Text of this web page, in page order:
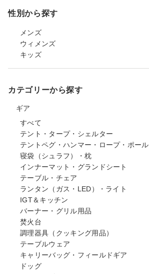
性別から探す
メンズ
ウィメンズ
キッズ
カテゴリーから探す
ギア
すべて
テント・タープ・シェルター
テントペグ・ハンマー・ロープ・ポール
寝袋（シュラフ）・枕
インナーマット・グランドシート
テーブル・チェア
ランタン（ガス・LED）・ライト
IGT＆キッチン
バーナー・グリル用品
焚火台
調理器具（クッキング用品）
テーブルウェア
キャリーバッグ・フィールドギア
ドッグ